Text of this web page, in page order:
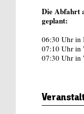
Die Abfahrt
geplant:
06:30 Uhr in
07:10 Uhr in
07:30 Uhr in